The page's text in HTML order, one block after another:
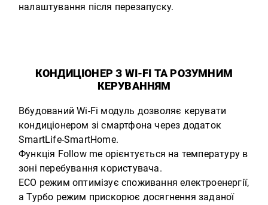
налаштування після перезапуску.
КОНДИЦІОНЕР З WI-FI ТА РОЗУМНИМ
КЕРУВАННЯМ
Вбудований Wi-Fi модуль дозволяє керувати
кондиціонером зі смартфона через додаток
SmartLife-SmartHome.
Функція Follow me орієнтується на температуру в
зоні перебування користувача.
ECO режим оптимізує споживання електроенергії,
а Турбо режим прискорює досягнення заданої